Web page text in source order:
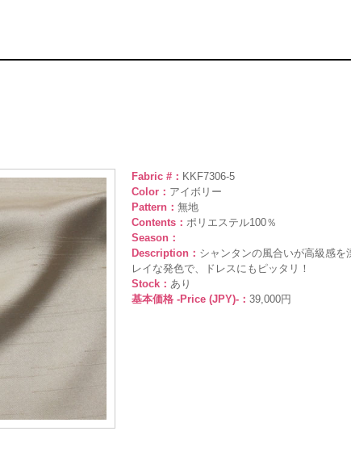
Fabric #： KKF7306-5
Color： アイボリー
Pattern： 無地
Contents： ポリエステル100％
Season：
Description： シャンタンの風合いが高級感を
レイな発色で、ドレスにもピッタリ！
Stock： あり
基本価格 -Price (JPY)-： 39,000円